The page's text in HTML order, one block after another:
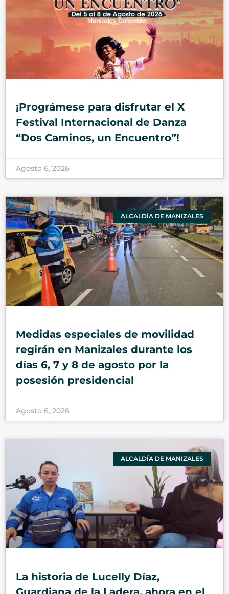
¡Prográmese para disfrutar el X
Festival Internacional de Danza
“Dos Caminos, un Encuentro”!
Agosto 6, 2026
ALCALDÍA DE MANIZALES
Medidas especiales de movilidad
regirán en Manizales durante los
días 6, 7 y 8 de agosto por la
posesión presidencial
Agosto 6, 2026
ALCALDÍA DE MANIZALES
La historia de Lucelly Díaz,